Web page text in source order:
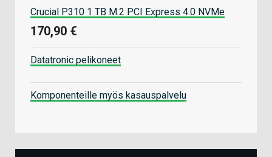
Crucial P310 1 TB M.2 PCI Express 4.0 NVMe
170,90 €
Datatronic pelikoneet
Komponenteille myös kasauspalvelu